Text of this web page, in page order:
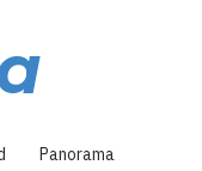
Panorama